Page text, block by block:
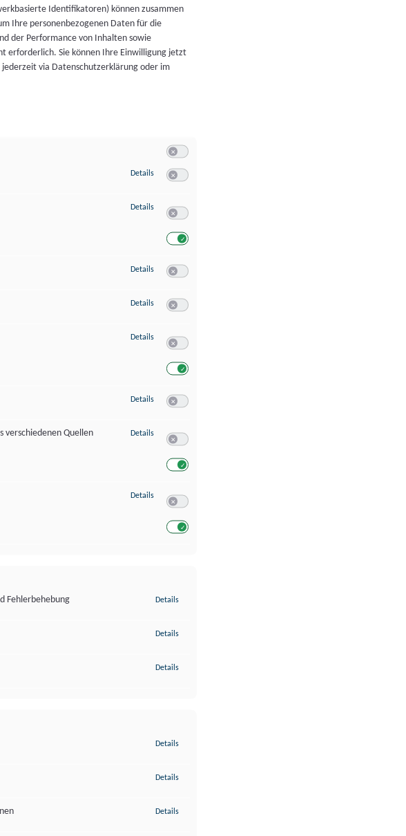
Identifikatoren) können zusammen
Ihre personenbezogenen Daten für die
der Performance von Inhalten sowie
erforderlich. Sie können Ihre Einwilligung jetzt
via Datenschutzerklärung oder im
Details zu Speichern von oder Zugriff auf Informationen auf einem Endgerät
Details zu Verwendung reduzierter Daten zur Auswahl von Werbeanzeigen
Details zu Erstellung von Profilen für personalisierte Werbung
Details zu Verwendung von Profilen zur Auswahl personalisierter Werbung
Details zu Messung der Werbeleistung
Details zu Messung der Performance von Inhalten
verschiedenen Quellen
Details zu Analyse von Zielgruppen durch Statistiken oder Kombinationen von
Details zu Entwicklung und Verbesserung der Angebote
Fehlerbehebung
Details
Details
Details
Details
Details
Details